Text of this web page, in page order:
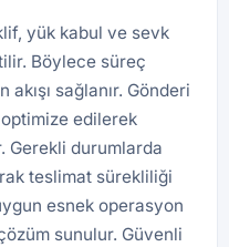
yük kabul ve sevk
Böylece süreç
sağlanır. Gönderi
optimize edilerek
Gerekli durumlarda
teslimat sürekliliği
esnek operasyon
sunulur. Güvenli